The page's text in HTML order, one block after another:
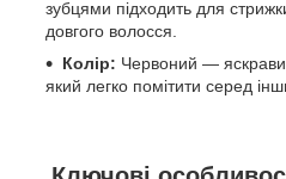
зубцями підходить для
довгого волосся.
Колір: Червоний —
який легко помітити серед